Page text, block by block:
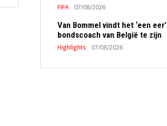
FIFA 07/08/2026
Van Bommel vindt het ‘een eer’
bondscoach van België te zijn
Highlights 07/08/2026